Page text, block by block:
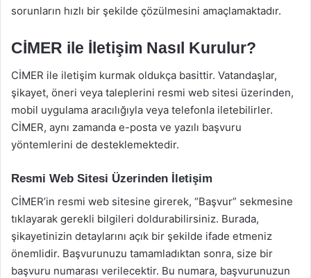
sorunların hızlı bir şekilde çözülmesini amaçlamaktadır.
CİMER ile İletişim Nasıl Kurulur?
CİMER ile iletişim kurmak oldukça basittir. Vatandaşlar,
şikayet, öneri veya taleplerini resmi web sitesi üzerinden,
mobil uygulama aracılığıyla veya telefonla iletebilirler.
CİMER, aynı zamanda e-posta ve yazılı başvuru
yöntemlerini de desteklemektedir.
Resmi Web Sitesi Üzerinden İletişim
CİMER’in resmi web sitesine girerek, “Başvur” sekmesine
tıklayarak gerekli bilgileri doldurabilirsiniz. Burada,
şikayetinizin detaylarını açık bir şekilde ifade etmeniz
önemlidir. Başvurunuzu tamamladıktan sonra, size bir
başvuru numarası verilecektir. Bu numara, başvurunuzun